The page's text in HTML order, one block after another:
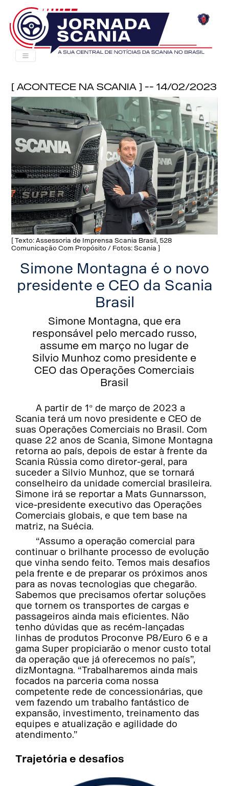
[ Acontece na Scania ] -- 14/02/2023
[ Texto: Assessoria de Imprensa Scania Brasil, 528
Comunicação Com Propósito / Fotos: Scania ]
Simone Montagna é o novo
presidente e CEO da Scania
Brasil
Simone Montagna, que era
responsável pelo mercado russo,
assume em março no lugar de
Silvio Munhoz como presidente e
CEO das Operações Comerciais
Brasil
A partir de 1º de março de 2023 a
Scania terá um novo presidente e CEO de
suas Operações Comerciais no Brasil. Com
quase 22 anos de Scania, Simone Montagna
retorna ao país, depois de estar à frente da
Scania Rússia como diretor-geral, para
suceder a Silvio Munhoz, que se tornará
conselheiro da unidade comercial brasileira.
Simone irá se reportar a Mats Gunnarsson,
vice-presidente executivo das Operações
Comerciais globais, e que tem base na
matriz, na Suécia.
“Assumo a operação comercial para
continuar o brilhante processo de evolução
que vinha sendo feito. Temos mais desafios
pela frente e de preparar os próximos anos
para as novas tecnologias que chegarão.
Sabemos que precisamos ofertar soluções
que tornem os transportes de cargas e
passageiros ainda mais eficientes. Não
tenho dúvidas que as recém-lançadas
linhas de produtos Proconve P8/Euro 6 e a
gama Super propiciarão o menor custo total
da operação que já oferecemos no país”,
dizMontagna. “Trabalharemos ainda mais
focados na parceria coma nossa
competente rede de concessionárias, que
vem fazendo um trabalho fantástico de
expansão, investimento, treinamento das
equipes e atualização e agilidade do
atendimento.”
Trajetória e desafios